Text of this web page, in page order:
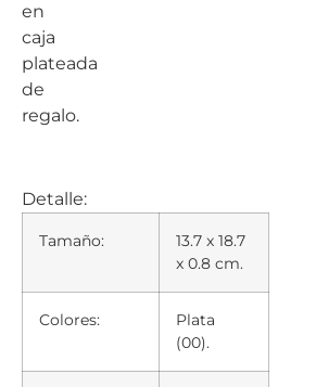
en
caja
plateada
de
regalo.
Detalle:
Tamaño:
13.7 x 18.7
x 0.8 cm.
Colores:
Plata
(00).